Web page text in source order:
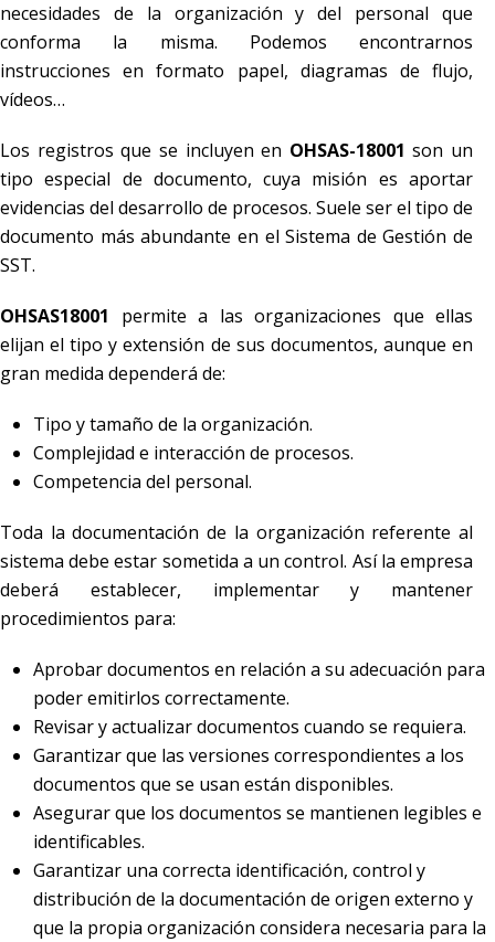
necesidades de la organización y del personal que
conforma la misma. Podemos encontrarnos
instrucciones en formato papel, diagramas de flujo,
vídeos…
Los registros que se incluyen en OHSAS-18001 son un
tipo especial de documento, cuya misión es aportar
evidencias del desarrollo de procesos. Suele ser el tipo de
documento más abundante en el Sistema de Gestión de
SST.
OHSAS18001 permite a las organizaciones que ellas
elijan el tipo y extensión de sus documentos, aunque en
gran medida dependerá de:
Tipo y tamaño de la organización.
Complejidad e interacción de procesos.
Competencia del personal.
Toda la documentación de la organización referente al
sistema debe estar sometida a un control. Así la empresa
deberá establecer, implementar y mantener
procedimientos para:
Aprobar documentos en relación a su adecuación para
poder emitirlos correctamente.
Revisar y actualizar documentos cuando se requiera.
Garantizar que las versiones correspondientes a los
documentos que se usan están disponibles.
Asegurar que los documentos se mantienen legibles e
identificables.
Garantizar una correcta identificación, control y
distribución de la documentación de origen externo y
que la propia organización considera necesaria para la